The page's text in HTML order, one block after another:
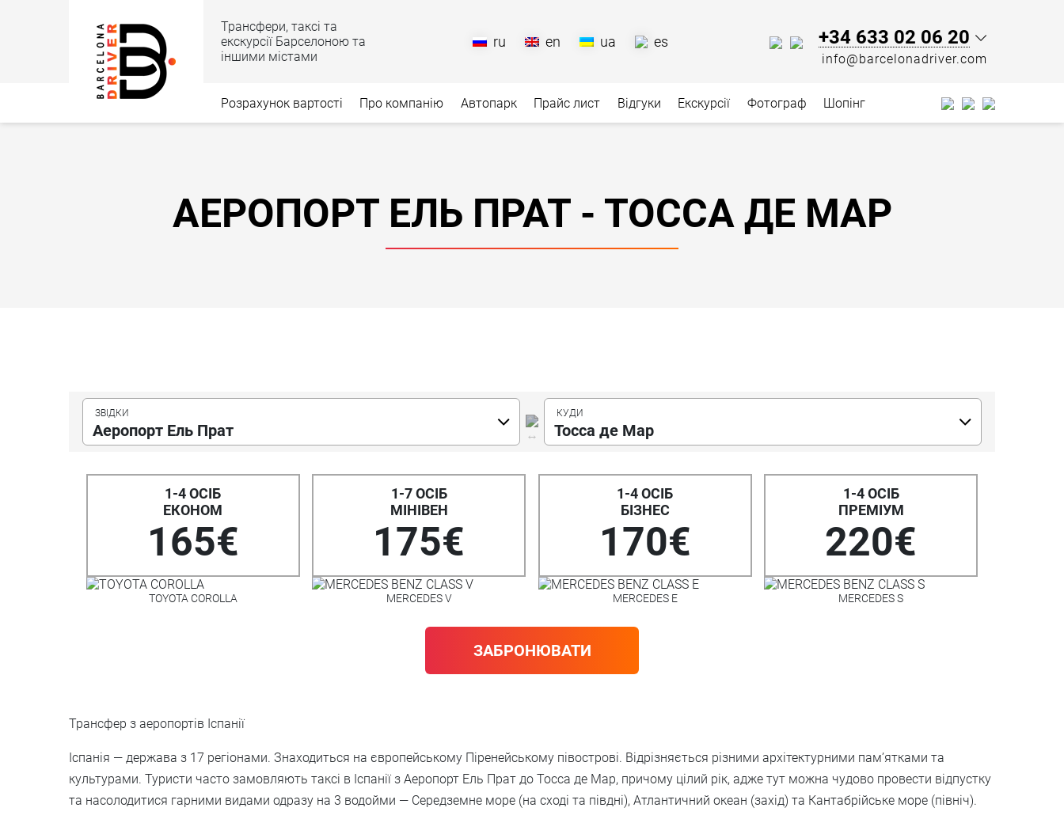
Трансфери, таксі та
екскурсії Барселоною та
іншими містами
ru en ua es +34 633 02 06 20
info@barcelonadriver.com
Розрахунок вартості Про компанію Автопарк Прайс лист Відгуки Екскурсії Фотограф Шопінг
АЕРОПОРТ ЕЛЬ ПРАТ - ТОССА ДЕ МАР
Аеропорт Ель Прат Тосса де Мар
1-4 ОСІБ
ЕКОНОМ
165€
TOYOTA COROLLA
1-7 ОСІБ
МІНІВЕН
175€
MERCEDES V
1-4 ОСІБ
БІЗНЕС
170€
MERCEDES E
1-4 ОСІБ
ПРЕМІУМ
220€
MERCEDES S
ЗАБРОНЮВАТИ
Трансфер з аеропортів Іспанії
Іспанія — держава з 17 регіонами. Знаходиться на європейському Піренейському півострові. Відрізняється різними архітектурними пам’ятками та
культурами. Туристи часто замовляють таксі в Іспанії з Аеропорт Ель Прат до Тосса де Мар, причому цілий рік, адже тут можна чудово провести відпустку
та насолодитися гарними видами одразу на 3 водойми — Середземне море (на сході та півдні), Атлантичний океан (захід) та Кантабрійське море (північ).